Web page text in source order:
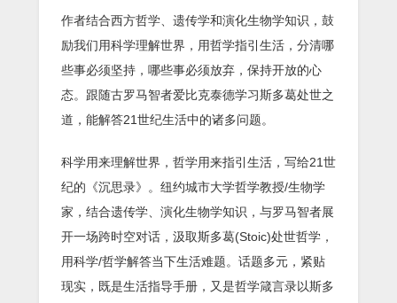
作者结合西方哲学、遗传学和演化生物学知识，鼓
励我们用科学理解世界，用哲学指引生活，分清哪
些事必须坚持，哪些事必须放弃，保持开放的心
态。跟随古罗马智者爱比克泰德学习斯多葛处世之
道，能解答21世纪生活中的诸多问题。
科学用来理解世界，哲学用来指引生活，写给21世
纪的《沉思录》。纽约城市大学哲学教授/生物学
家，结合遗传学、演化生物学知识，与罗马智者展
开一场跨时空对话，汲取斯多葛(Stoic)处世哲学，
用科学/哲学解答当下生活难题。话题多元，紧贴
现实，既是生活指导手册，又是哲学箴言录以斯多